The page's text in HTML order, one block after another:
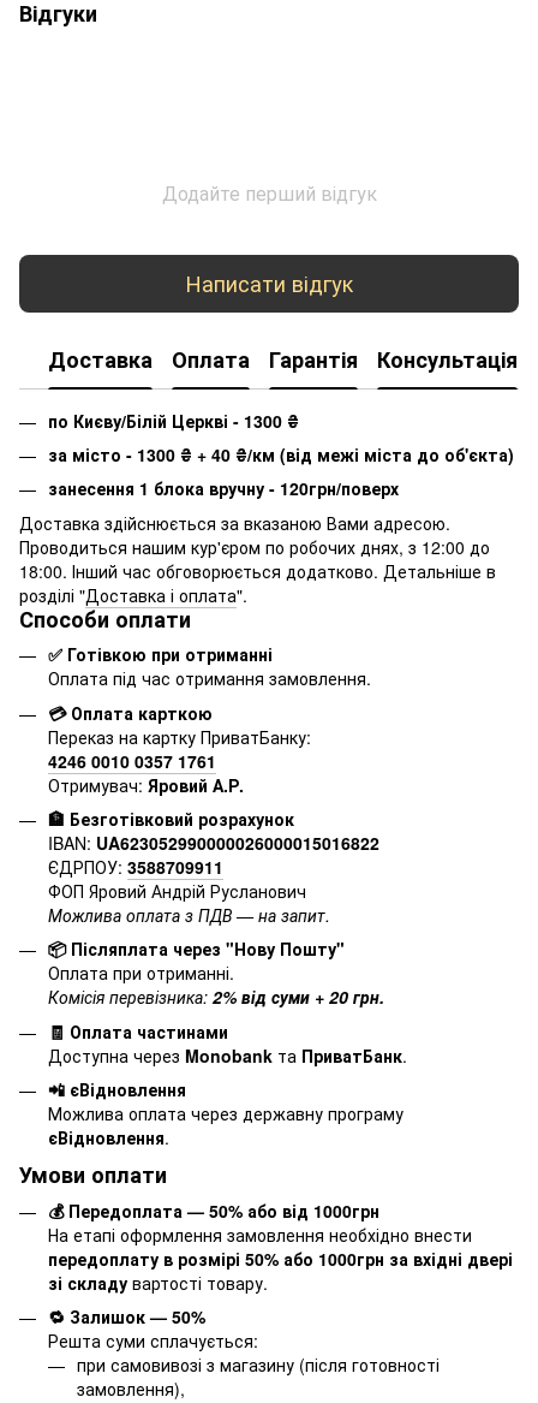
Відгуки
Додайте перший відгук
Написати відгук
Доставка Оплата Гарантія Консультація
по Києву/Білій Церкві - 1300 ₴
за місто - 1300 ₴ + 40 ₴/км (від межі міста до об'єкта)
занесення 1 блока вручну - 120грн/поверх
Доставка здійснюється за вказаною Вами адресою.
Проводиться нашим кур'єром по робочих днях, з 12:00 до
18:00. Інший час обговорюється додатково. Детальніше в
розділі "Доставка і оплата".
Способи оплати
✅ Готівкою при отриманні
Оплата під час отримання замовлення.
💳 Оплата карткою
Переказ на картку ПриватБанку:
4246 0010 0357 1761
Отримувач: Яровий А.Р.
🏦 Безготівковий розрахунок
IBAN: UA623052990000026000015016822
ЄДРПОУ: 3588709911
ФОП Яровий Андрій Русланович
Можлива оплата з ПДВ — на запит.
📦 Післяплата через "Нову Пошту"
Оплата при отриманні.
Комісія перевізника: 2% від суми + 20 грн.
🧾 Оплата частинами
Доступна через Monobank та ПриватБанк.
📲 єВідновлення
Можлива оплата через державну програму
єВідновлення.
Умови оплати
💰 Передоплата — 50% або від 1000грн
На етапі оформлення замовлення необхідно внести
передоплату в розмірі 50% або 1000грн за вхідні двері
зі складу вартості товару.
🔁 Залишок — 50%
Решта суми сплачується:
при самовивозі з магазину (після готовності
замовлення),